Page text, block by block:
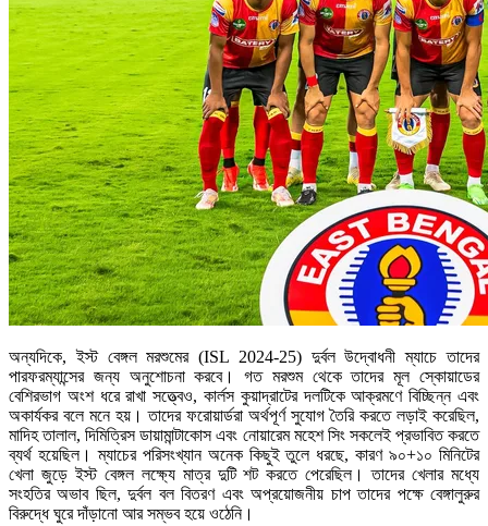
অন্যদিকে, ইস্ট বেঙ্গল মরশুমের (ISL 2024-25) দুর্বল উদ্বোধনী ম্যাচে তাদের
পারফরম্যান্সের জন্য অনুশোচনা করবে। গত মরশুম থেকে তাদের মূল স্কোয়াডের
বেশিরভাগ অংশ ধরে রাখা সত্ত্বেও, কার্লস কুয়াদ্রাটের দলটিকে আক্রমণে বিচ্ছিন্ন এবং
অকার্যকর বলে মনে হয়। তাদের ফরোয়ার্ডরা অর্থপূর্ণ সুযোগ তৈরি করতে লড়াই করেছিল,
মাদিহ তালাল, দিমিত্রিস ডায়ামান্টাকোস এবং নোয়ারেম মহেশ সিং সকলেই প্রভাবিত করতে
ব্যর্থ হয়েছিল। ম্যাচের পরিসংখ্যান অনেক কিছুই তুলে ধরছে, কারণ ৯০+১০ মিনিটের
খেলা জুড়ে ইস্ট বেঙ্গল লক্ষ্যে মাত্র দুটি শট করতে পেরেছিল। তাদের খেলার মধ্যে
সংহতির অভাব ছিল, দুর্বল বল বিতরণ এবং অপ্রয়োজনীয় চাপ তাদের পক্ষে বেঙ্গালুরুর
বিরুদ্ধে ঘুরে দাঁড়ানো আর সম্ভব হয়ে ওঠেনি।